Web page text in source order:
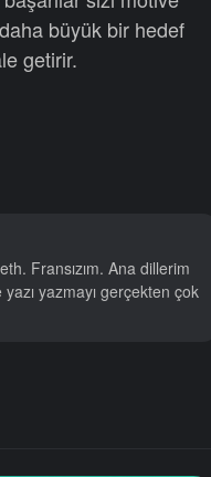
büyük bir hedef
getirir.
Fransızım. Ana dillerim
yazmayı gerçekten çok